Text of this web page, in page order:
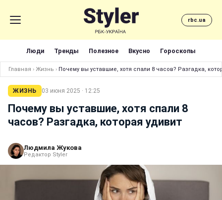
rbc.ua
Люди Тренды Полезное Вкусно Гороскопы
Главная › Жизнь › Почему вы уставшие, хотя спали 8 часов? Разгадка,
ЖИЗНЬ 03 июня 2025 · 12:25
Почему вы уставшие, хотя спали 8
часов? Разгадка, которая удивит
Людмила Жукова
Редактор Styler